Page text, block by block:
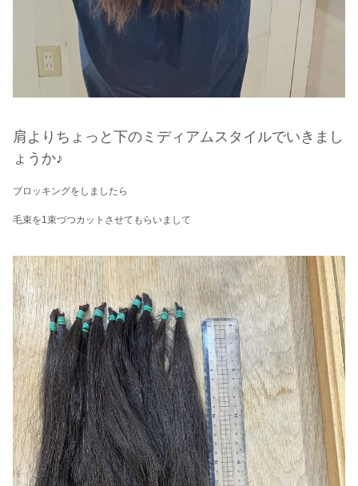
肩よりちょっと下のミディアムスタイルでいきまし
ょうか♪
ブロッキングをしましたら
毛束を1束づつカットさせてもらいまして